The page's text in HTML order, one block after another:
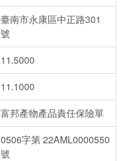
臺南市永康區中正路301
號
11.5000
11.1000
富邦產物產品責任保險單
0506字第 22AML0000550
號